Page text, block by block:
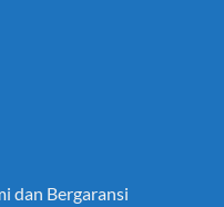
dan Bergaransi